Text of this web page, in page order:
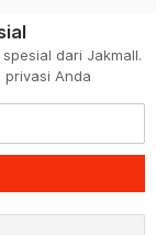
dari Jakmall.
privasi Anda